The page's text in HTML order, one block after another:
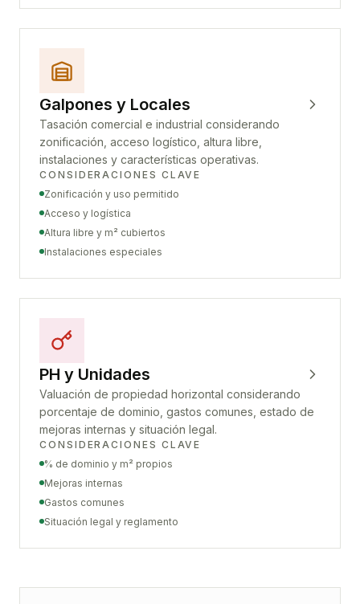
Galpones y Locales
Tasación comercial e industrial considerando
zonificación, acceso logístico, altura libre,
instalaciones y características operativas.
CONSIDERACIONES CLAVE
Zonificación y uso permitido
Acceso y logística
Altura libre y m² cubiertos
Instalaciones especiales
PH y Unidades
Valuación de propiedad horizontal considerando
porcentaje de dominio, gastos comunes, estado de
mejoras internas y situación legal.
CONSIDERACIONES CLAVE
% de dominio y m² propios
Mejoras internas
Gastos comunes
Situación legal y reglamento